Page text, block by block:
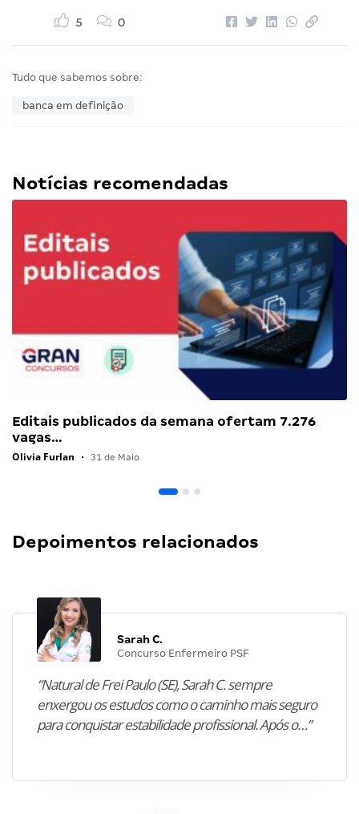
5 0
Tudo que sabemos sobre:
banca em definição
Notícias recomendadas
Editais publicados da semana ofertam 7.276
vagas…
Olivia Furlan • 31 de Maio
Depoimentos relacionados
Sarah C.
Concurso Enfermeiro PSF
“Natural de Frei Paulo (SE), Sarah C. sempre
enxergou os estudos como o caminho mais seguro
para conquistar estabilidade profissional. Após o…”